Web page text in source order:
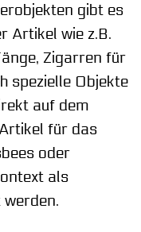
gibt es
Artikel wie z.B.
Zigarren für
spezielle Objekte
auf dem
für das
oder
als